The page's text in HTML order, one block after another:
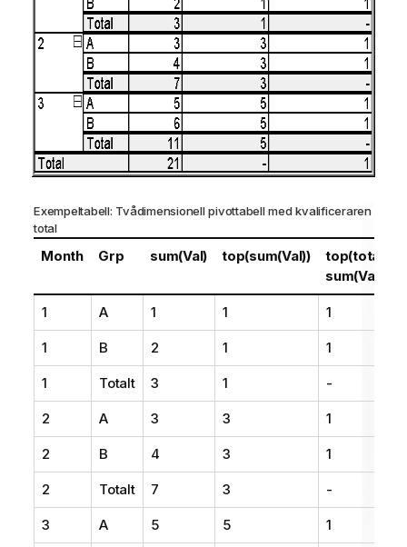
Exempeltabell: Tvådimensionell pivottabell med kvalificeraren
total
Month Grp sum(Val) top(sum(Val))
top(total
sum(Val))
1 A 1 1 1
1 B 2 1 1
1 Totalt 3 1 -
2 A 3 3 1
2 B 4 3 1
2 Totalt 7 3 -
3 A 5 5 1